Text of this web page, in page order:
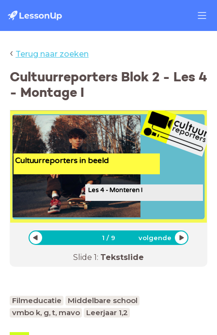
‹ Terug naar zoeken
Cultuurreporters Blok 2 - Les 4
- Montage I
Les 4 - Monteren I
Cultuurreporters in beeld
1 / 9 volgende
Slide 1: Tekstslide
Filmeducatie
Middelbare school
vmbo k, g, t, mavo
Leerjaar 1,2